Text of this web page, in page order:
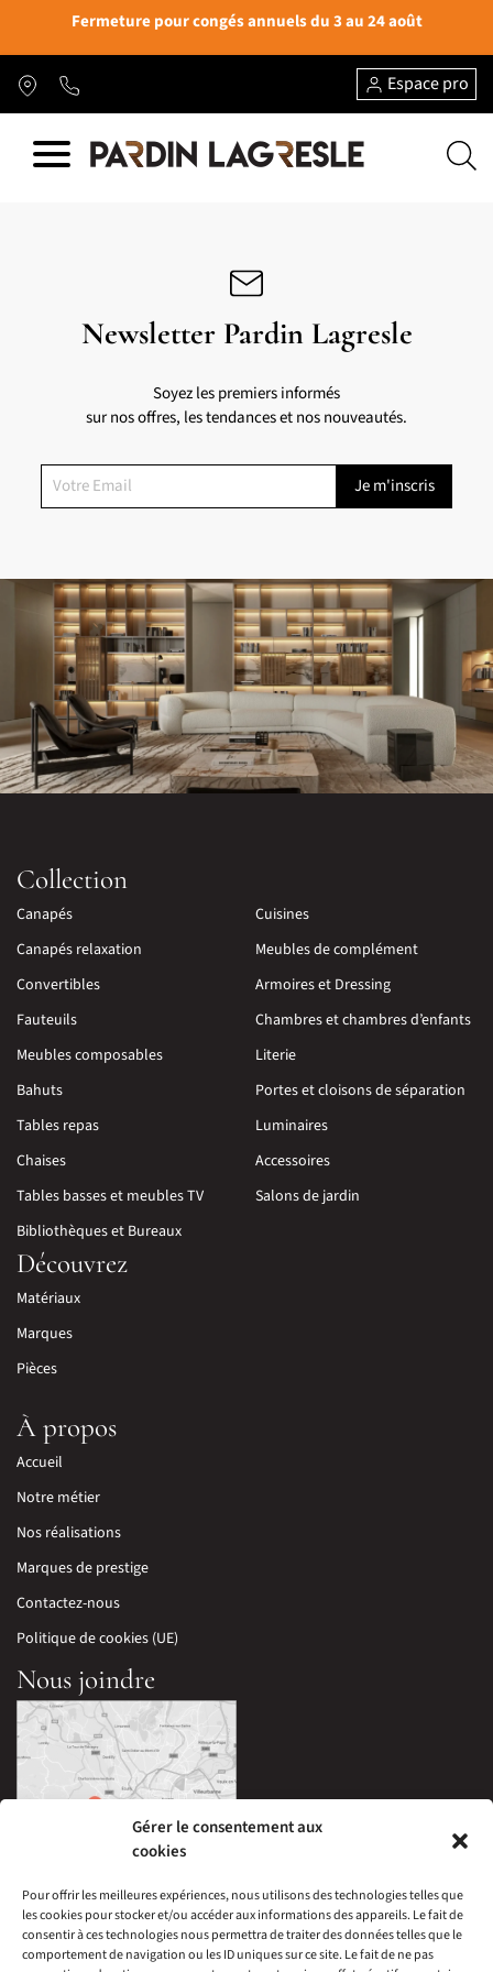
Gérer le consentement aux
cookies
Pour offrir les meilleures expériences, nous utilisons des technologies telles que
les cookies pour stocker et/ou accéder aux informations des appareils. Le fait de
consentir à ces technologies nous permettra de traiter des données telles que le
comportement de navigation ou les ID uniques sur ce site. Le fait de ne pas
Fermeture pour congés annuels du 3 au 24 août
Espace pro
Newsletter Pardin Lagresle
Soyez les premiers informés
sur nos offres, les tendances et nos nouveautés.
Collection
Canapés
Canapés relaxation
Convertibles
Fauteuils
Meubles composables
Bahuts
Tables repas
Chaises
Tables basses et meubles TV
Bibliothèques et Bureaux
Cuisines
Meubles de complément
Armoires et Dressing
Chambres et chambres d’enfants
Literie
Portes et cloisons de séparation
Luminaires
Accessoires
Salons de jardin
Découvrez
Matériaux
Marques
Pièces
À propos
Accueil
Notre métier
Nos réalisations
Marques de prestige
Contactez-nous
Politique de cookies (UE)
Nous joindre
33 Avenue Edouard Millaud,
69290 Craponne, France